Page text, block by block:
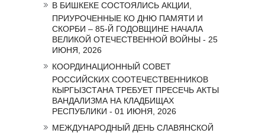
В БИШКЕКЕ СОСТОЯЛИСЬ АКЦИИ,
ПРИУРОЧЕННЫЕ КО ДНЮ ПАМЯТИ И
СКОРБИ – 85-Й ГОДОВЩИНЕ НАЧАЛА
ВЕЛИКОЙ ОТЕЧЕСТВЕННОЙ ВОЙНЫ - 25
ИЮНЯ, 2026
КООРДИНАЦИОННЫЙ СОВЕТ
РОССИЙСКИХ СООТЕЧЕСТВЕННИКОВ
КЫРГЫЗСТАНА ТРЕБУЕТ ПРЕСЕЧЬ АКТЫ
ВАНДАЛИЗМА НА КЛАДБИЩАХ
РЕСПУБЛИКИ - 01 ИЮНЯ, 2026
МЕЖДУНАРОДНЫЙ ДЕНЬ СЛАВЯНСКОЙ